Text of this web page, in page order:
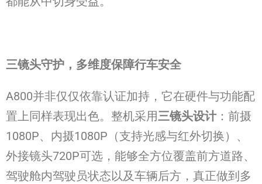
三镜头守护，多维度保障行车安全
A800并非仅仅依靠认证加持，它在硬件与功能配
置上同样表现出色。整机采用三镜头设计 ：前摄
1080P、内摄1080P（支持光感与红外切换）、
外接镜头720P可选，能够全方位覆盖前方道路、
驾驶舱内驾驶员状态以及车辆后方，真正做到多